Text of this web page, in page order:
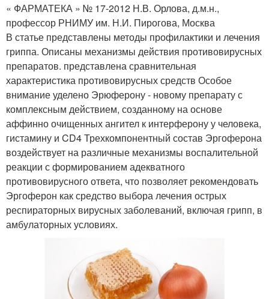
« ФАРМАТЕКА » № 17-2012 Н.В. Орлова, д.м.н.,
профессор РНИМУ им. Н.И. Пирогова, Москва
В статье представлены методы профилактики и лечения
гриппа. Описаны механизмы действия противовирусных
препаратов. представлена сравнительная
характеристика противовирусных средств Особое
внимание уделено Эрюферону - новому препарату с
комплексным действием, созданному на основе
аффинно очищенных ангител к интерферону у человека,
гистамину и CD4 Трехкомпонентный состав Эргоферона
воздействует на различные механизмы воспалительной
реакции с формированием адекватного
противовирусного ответа, что позволяет рекомендовать
Эргоферон как средство выбора лечения острых
респираторных вирусных заболеваний, включая грипп, в
амбулаторных условиях.